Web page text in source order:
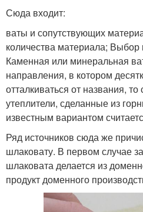
Сюда входит:
ваты и сопутствующих
количества материала;
Каменная или минеральная
направления, в котором
отталкиваться от названия,
утеплители, сделанные из
известным вариантом
Ряд источников сюда же
шлаковату. В первом случае
шлаковата делается из
продукт доменного